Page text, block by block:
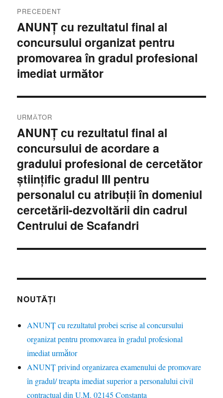
în
articole
PRECEDENT
Articolul
anterior:
ANUNȚ cu rezultatul final al
concursului organizat pentru
promovarea în gradul profesional
imediat următor
URMĂTOR
Articolul
următor:
ANUNŢ cu rezultatul final al
concursului de acordare a
gradului profesional de cercetător
științific gradul III pentru
personalul cu atribuții în domeniul
cercetării-dezvoltării din cadrul
Centrului de Scafandri
NOUTĂȚI
ANUNȚ cu rezultatul probei scrise al concursului
organizat pentru promovarea în gradul profesional
imediat următor
ANUNŢ privind organizarea examenului de promovare
în gradul/ treapta imediat superior a personalului civil
contractual din U.M. 02145 Constanța